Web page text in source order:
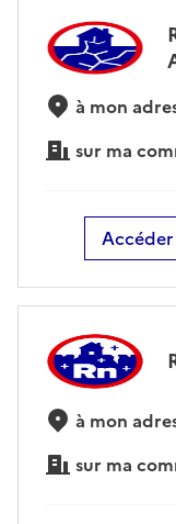
à mon
sur ma
à mon
sur ma